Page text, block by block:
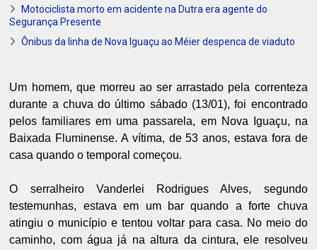
Motociclista morto em acidente na Dutra era agente do
Segurança Presente
Ônibus da linha de Nova Iguaçu ao Méier despenca de viaduto
Um homem, que morreu ao ser arrastado pela correnteza
durante a chuva do último sábado (13/01), foi encontrado
pelos familiares em uma passarela, em Nova Iguaçu, na
Baixada Fluminense. A vítima, de 53 anos, estava fora de
casa quando o temporal começou.
O serralheiro Vanderlei Rodrigues Alves, segundo
testemunhas, estava em um bar quando a forte chuva
atingiu o município e tentou voltar para casa. No meio do
caminho, com água já na altura da cintura, ele resolveu